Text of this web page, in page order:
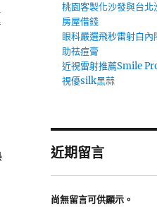
桃園客製化沙發與台
房屋借錢
眼科嚴選飛秒雷射白
助祛痘膏
近視雷射推薦Smile
視優silk黑蒜
近期留言
尚無留言可供顯示。